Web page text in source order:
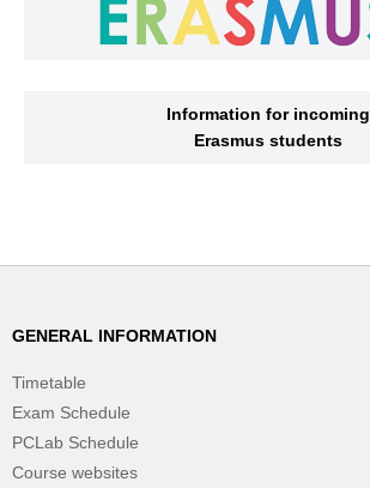
Information for incoming
Erasmus students
GENERAL INFORMATION
Timetable
Exam Schedule
PCLab Schedule
Course websites